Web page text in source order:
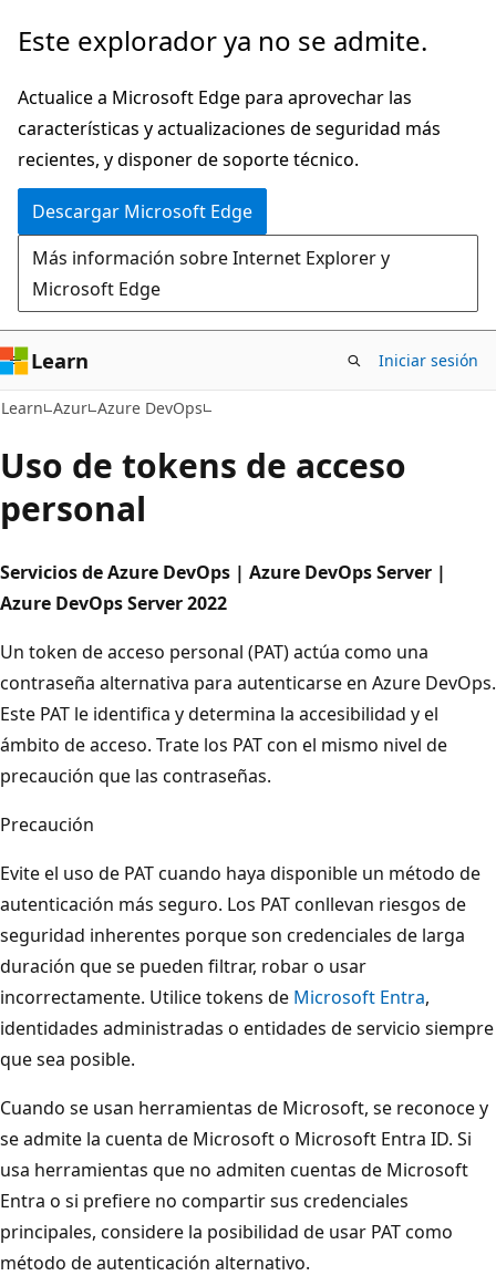
Ir
contenido
principal
Este explorador ya no se admite.
Actualice a Microsoft Edge para aprovechar las
características y actualizaciones de seguridad más
recientes, y disponer de soporte técnico.
Descargar Microsoft Edge
Más información sobre Internet Explorer y
Microsoft Edge
Learn Iniciar sesión
Learn Azur Azure DevOps
Uso de tokens de acceso
personal
Servicios de Azure DevOps | Azure DevOps Server |
Azure DevOps Server 2022
Un token de acceso personal (PAT) actúa como una
contraseña alternativa para autenticarse en Azure DevOps.
Este PAT le identifica y determina la accesibilidad y el
ámbito de acceso. Trate los PAT con el mismo nivel de
precaución que las contraseñas.
Precaución
Evite el uso de PAT cuando haya disponible un método de
autenticación más seguro. Los PAT conllevan riesgos de
seguridad inherentes porque son credenciales de larga
duración que se pueden filtrar, robar o usar
incorrectamente. Utilice tokens de Microsoft Entra,
identidades administradas o entidades de servicio siempre
que sea posible.
Cuando se usan herramientas de Microsoft, se reconoce y
se admite la cuenta de Microsoft o Microsoft Entra ID. Si
usa herramientas que no admiten cuentas de Microsoft
Entra o si prefiere no compartir sus credenciales
principales, considere la posibilidad de usar PAT como
método de autenticación alternativo.